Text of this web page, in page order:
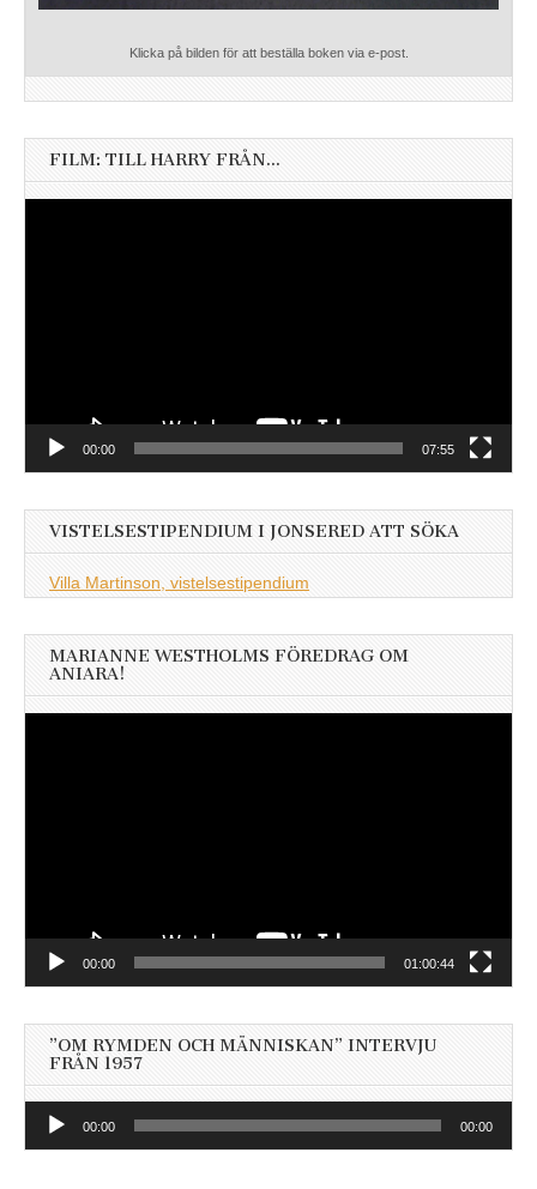
Klicka på bilden för att beställa boken via e-post.
FILM: TILL HARRY FRÅN…
00:00 07:55
VISTELSESTIPENDIUM I JONSERED ATT SÖKA
Villa Martinson, vistelsestipendium
MARIANNE WESTHOLMS FÖREDRAG OM
ANIARA!
00:00 01:00:44
”OM RYMDEN OCH MÄNNISKAN” INTERVJU
FRÅN 1957
Ljudspelare
00:00 00:00